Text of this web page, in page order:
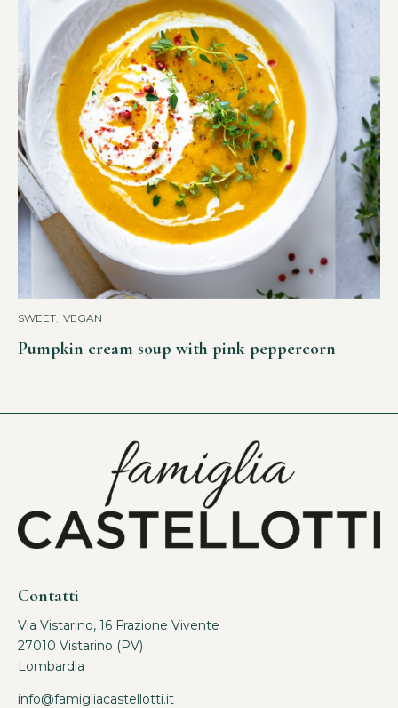
SWEET VEGAN
Pumpkin cream soup with pink peppercorn
Contatti
Via Vistarino, 16 Frazione Vivente
27010 Vistarino (PV)
Lombardia
info@famigliacastellotti.it